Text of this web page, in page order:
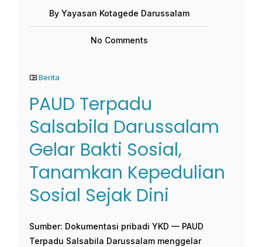
By Yayasan Kotagede Darussalam
No Comments
Berita
PAUD Terpadu
Salsabila Darussalam
Gelar Bakti Sosial,
Tanamkan Kepedulian
Sosial Sejak Dini
Sumber: Dokumentasi pribadi YKD — PAUD
Terpadu Salsabila Darussalam menggelar